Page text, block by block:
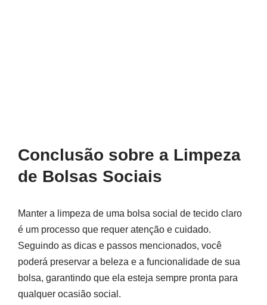
Conclusão sobre a Limpeza
de Bolsas Sociais
Manter a limpeza de uma bolsa social de tecido claro
é um processo que requer atenção e cuidado.
Seguindo as dicas e passos mencionados, você
poderá preservar a beleza e a funcionalidade de sua
bolsa, garantindo que ela esteja sempre pronta para
qualquer ocasião social.